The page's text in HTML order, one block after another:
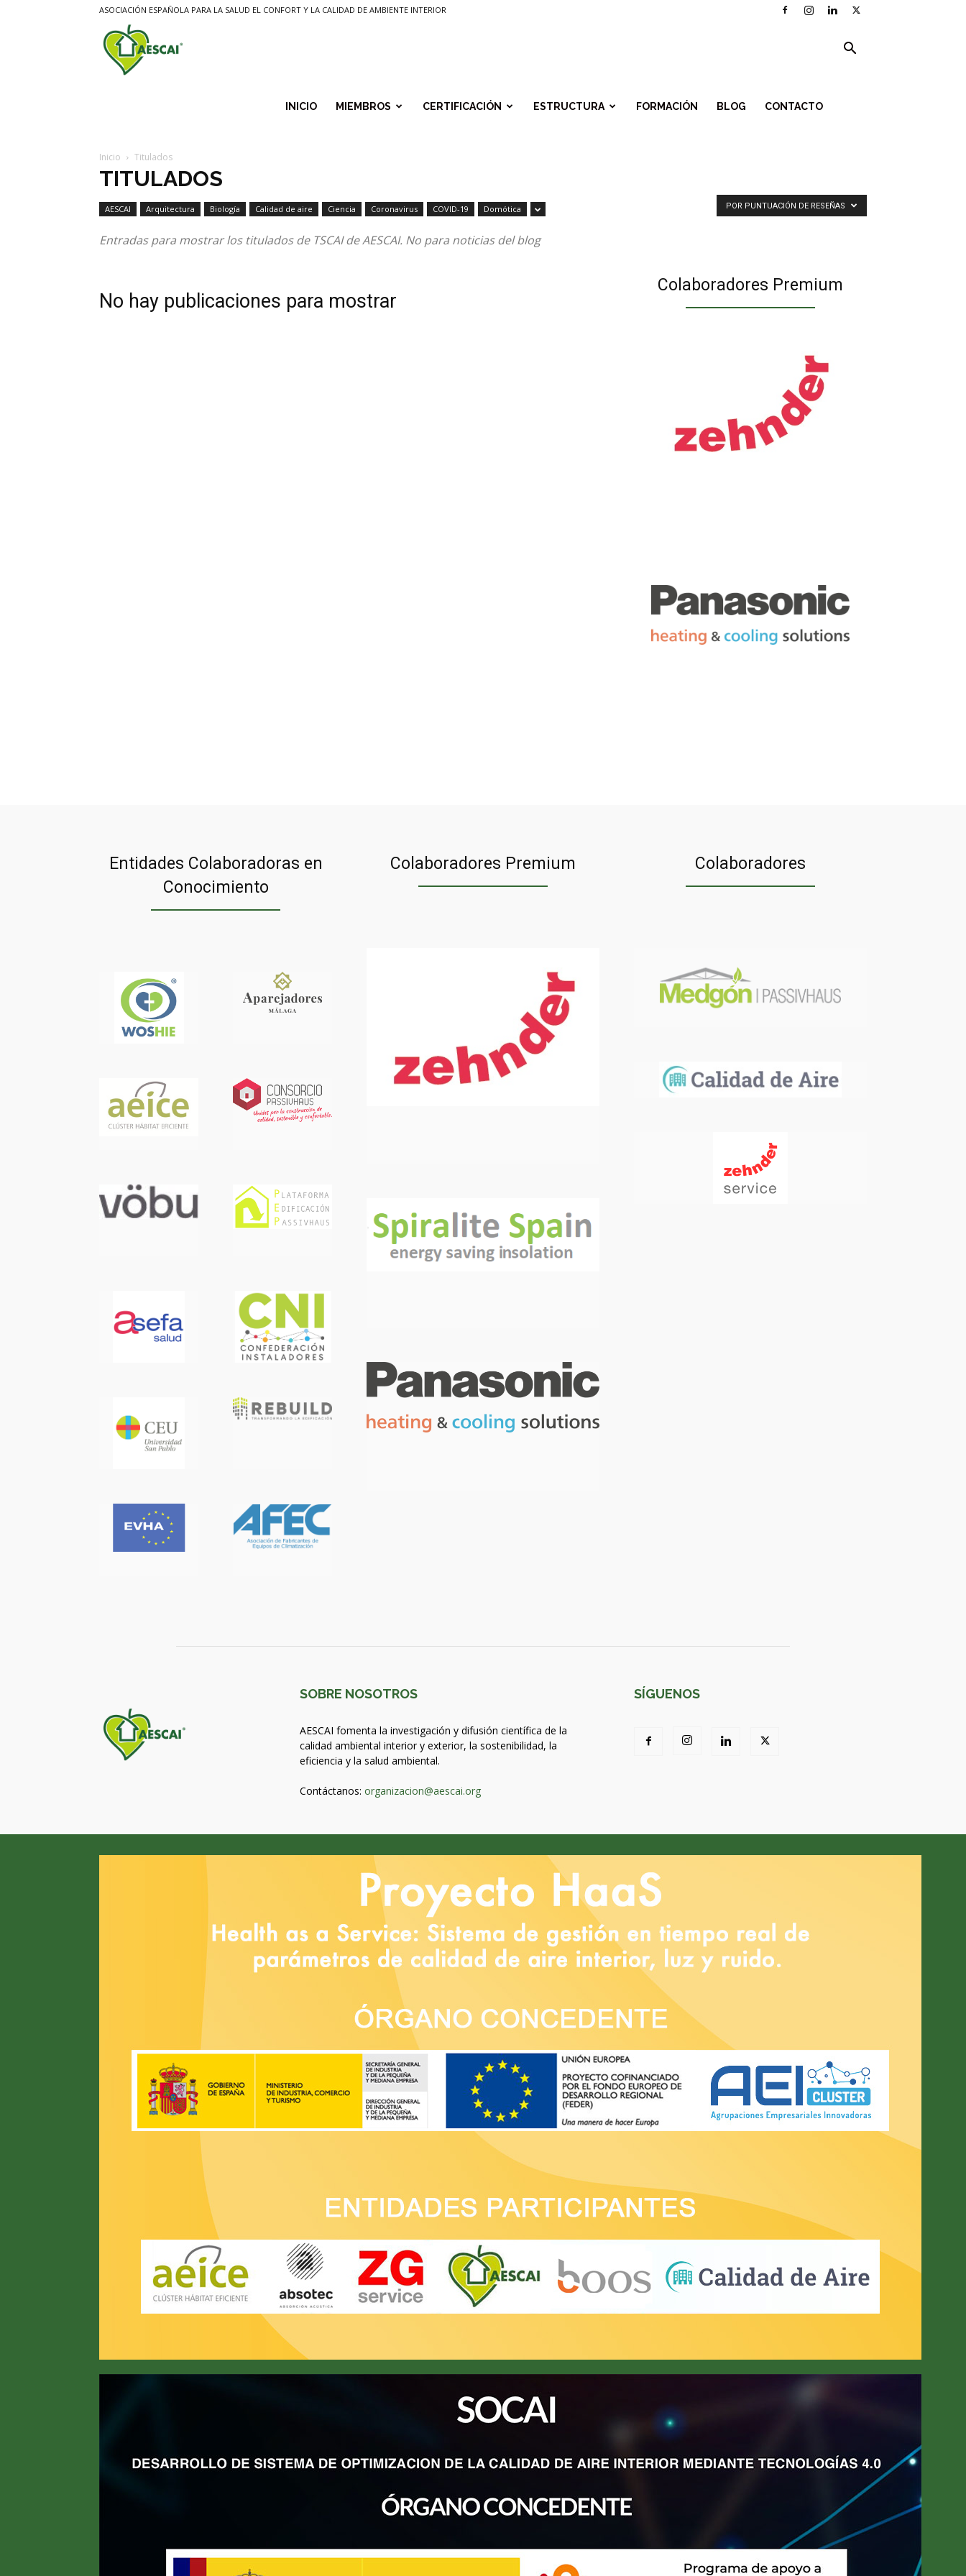
ASOCIACIÓN ESPAÑOLA PARA LA SALUD EL CONFORT Y LA CALIDAD DE AMBIENTE INTERIOR
INICIO MIEMBROS CERTIFICACIÓN ESTRUCTURA FORMACIÓN BLOG CONTACTO
Inicio Titulados
TITULADOS
AESCAI Arquitectura Biología Calidad de aire Ciencia Coronavirus COVID-19 Domótica
Entradas para mostrar los titulados de TSCAI de AESCAI. No para noticias del blog
POR PUNTUACIÓN DE RESEÑAS
No hay publicaciones para mostrar
Colaboradores Premium
Entidades Colaboradoras en
Conocimiento
Colaboradores Premium Colaboradores
SOBRE NOSOTROS
AESCAI fomenta la investigación y difusión científica de la
calidad ambiental interior y exterior, la sostenibilidad, la
eficiencia y la salud ambiental.
Contáctanos: organizacion@aescai.org
SÍGUENOS